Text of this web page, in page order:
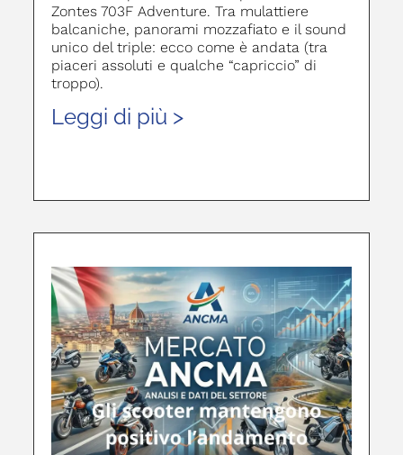
Zontes 703F Adventure. Tra mulattiere
balcaniche, panorami mozzafiato e il sound
unico del triple: ecco come è andata (tra
piaceri assoluti e qualche “capriccio” di
troppo).
Leggi di più >